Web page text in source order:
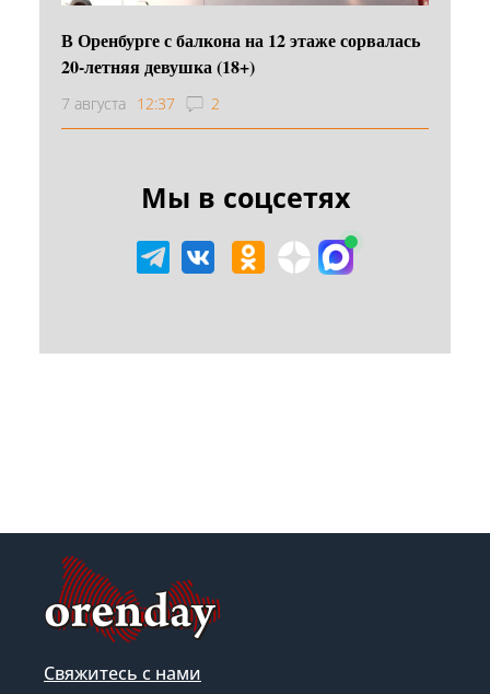
В Оренбурге с балкона на 12 этаже сорвалась
20-летняя девушка (18+)
7 августа 12:37 2
Мы в соцсетях
Свяжитесь с нами